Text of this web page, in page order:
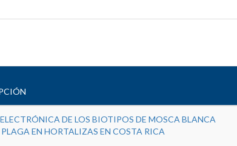
DE LOS BIOTIPOS DE MOSCA BLANCA
EN HORTALIZAS EN COSTA RICA